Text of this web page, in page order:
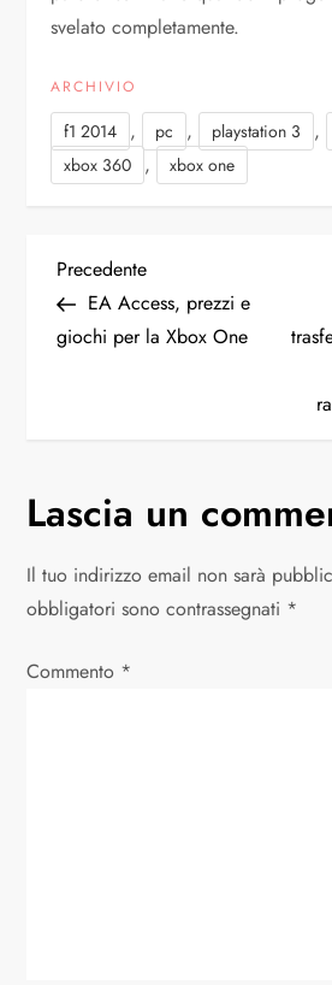
svelato completamente.
ARCHIVIO
f1 2014 , pc , playstation 3 ,
xbox 360 , xbox one
N
a
g
a
z
i
Articolo
precedente
Precedente
EA Access, prezzi e
giochi per la Xbox One
Lascia un
Il tuo indirizzo email non sarà
obbligatori sono contrassegnati *
Commento *